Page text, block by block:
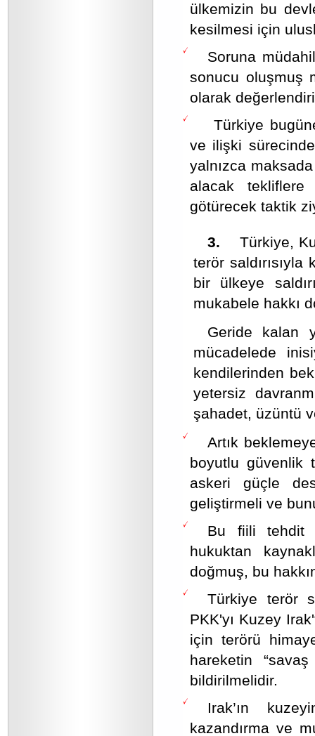
ülkemizin bu
kesilmesi için
Soruna
sonucu oluşmuş
olarak
Türkiye
ve ilişki
yalnızca
alacak tekliflere
götürecek taktik
3. Türkiye,
terör saldırısıyla
bir ülkeye
mukabele hakkı
Geride kalan
mücadelede
kendilerinden
yetersiz
şahadet, üzüntü
Artık
boyutlu güvenlik
askeri güçle
geliştirmeli ve
Bu fiili tehdit
hukuktan
doğmuş, bu
Türkiye terör
PKK'yı Kuzey
için terörü
hareketin
bildirilmelidir.
Irak’ın
kazandırma ve